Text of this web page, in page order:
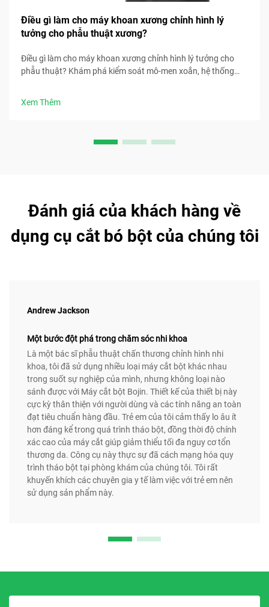
Điều gì làm cho máy khoan xương chỉnh hình lý
tưởng cho phẫu thuật xương?
Điều gì làm cho máy khoan xương chỉnh hình lý tưởng cho
phẫu thuật? Khám phá kiểm soát mô-men xoắn, hệ thống
Xem Thêm
Đánh giá của khách hàng về
dụng cụ cắt bó bột của chúng tôi
Andrew Jackson
Một bước đột phá trong chăm sóc nhi khoa
Là một bác sĩ phẫu thuật chấn thương chỉnh hình nhi
khoa, tôi đã sử dụng nhiều loại máy cắt bột khác nhau
trong suốt sự nghiệp của mình, nhưng không loại nào
sánh được với Máy cắt bột Bojin. Thiết kế của thiết bị này
cực kỳ thân thiện với người dùng và các tính năng an toàn
đạt tiêu chuẩn hàng đầu. Trẻ em của tôi cảm thấy lo âu ít
hơn đáng kể trong quá trình tháo bột, đồng thời độ chính
xác cao của máy cắt giúp giảm thiểu tối đa nguy cơ tổn
thương da. Công cụ này thực sự đã cách mạng hóa quy
trình tháo bột tại phòng khám của chúng tôi. Tôi rất
khuyến khích các chuyên gia y tế làm việc với trẻ em nên
sử dụng sản phẩm này.